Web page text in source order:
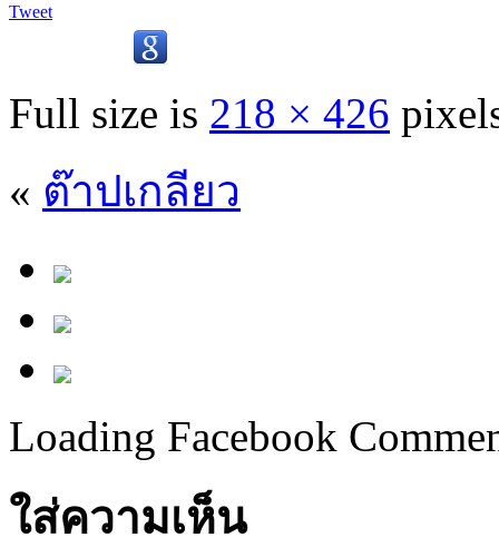
Tweet
Full size is 218 × 426
« ต๊าปเกลียว
Loading Facebook
ใส่ความเห็น